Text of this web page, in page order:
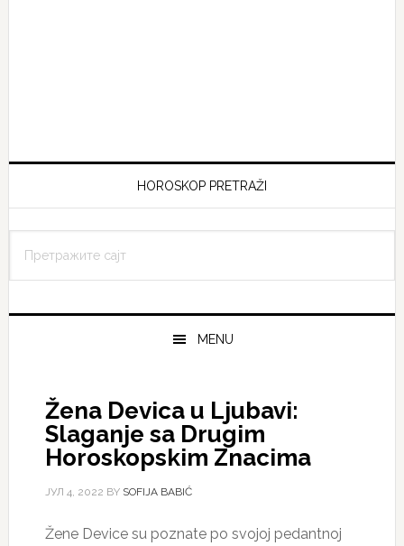
HOROSKOP PRETRAŽI
сајт
MENU
Žena Devica u Ljubavi:
Slaganje sa Drugim
Horoskopskim Znacima
ЈУЛ 4, 2022 BY SOFIJA BABIĆ
Žene Device su poznate po svojoj pedantnoj